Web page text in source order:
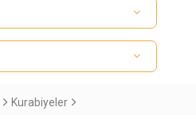
Kurabiyeler